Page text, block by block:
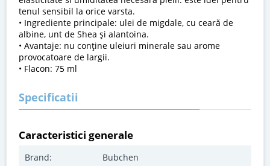
tenul sensibil la orice varsta.
• Ingrediente principale: ulei de migdale, cu ceară de
albine, unt de Shea şi alantoina.
• Avantaje: nu conţine uleiuri minerale sau arome
provocatoare de largii.
• Flacon: 75 ml
Specificatii
Caracteristici generale
Brand: Bubchen